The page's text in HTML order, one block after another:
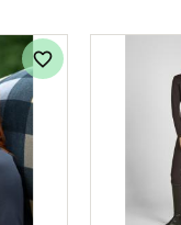
Lägg till i